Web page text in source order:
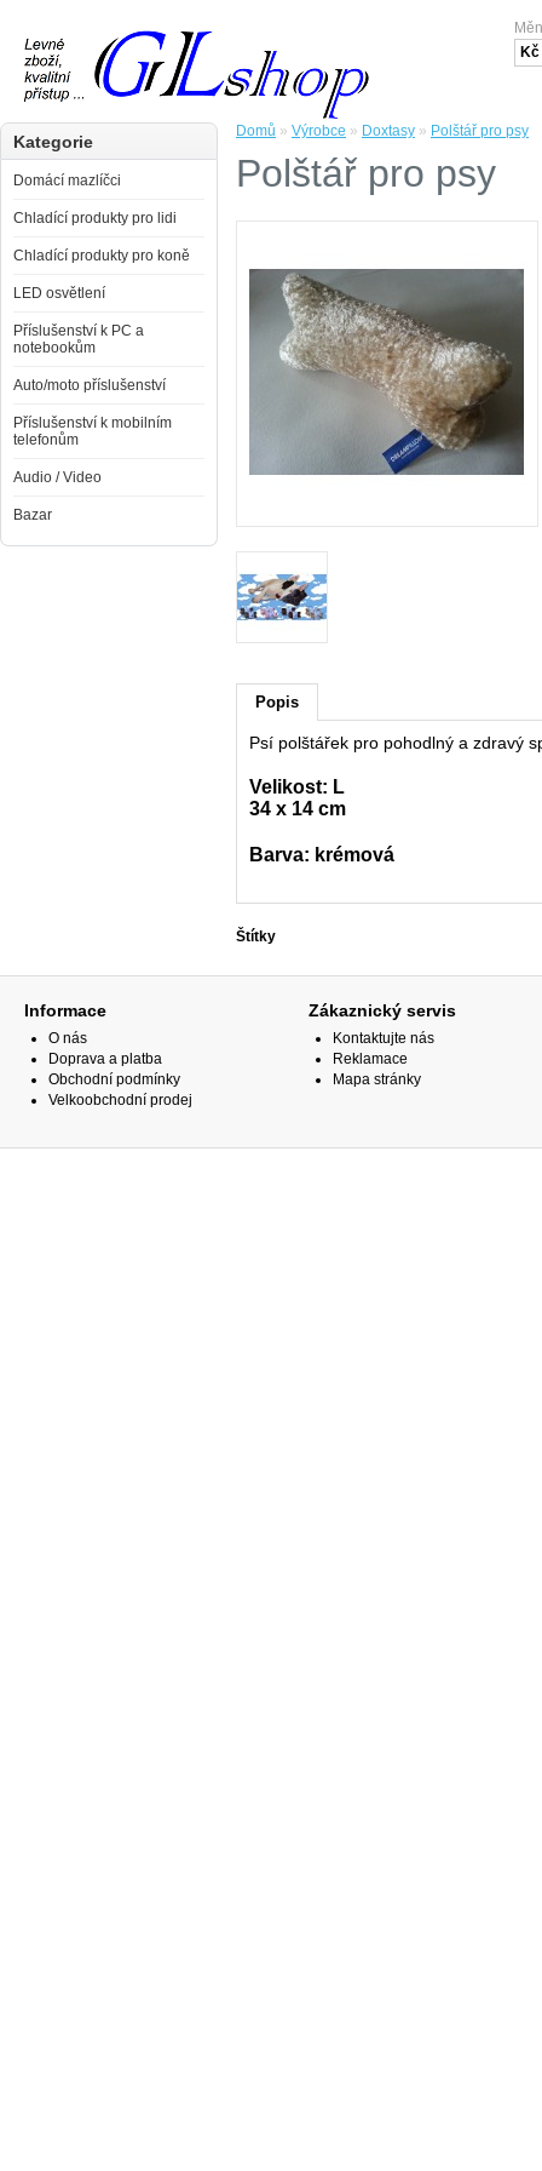
Kč
Kategorie
Domácí mazlíčci
Chladící produkty pro lidi
Chladící produkty pro koně
LED osvětlení
Příslušenství k PC a
notebookům
Auto/moto příslušenství
Příslušenství k mobilním
telefonům
Audio / Video
Bazar
Domů » Výrobce » Doxtasy » Polštář pro psy
Polštář pro psy
Popis
Psí polštářek pro pohodlný a zdravý
Velikost: L
34 x 14 cm
Barva: krémová
Štítky
Informace
O nás
Doprava a platba
Obchodní podmínky
Velkoobchodní prodej
Zákaznický servis
Kontaktujte nás
Reklamace
Mapa stránky